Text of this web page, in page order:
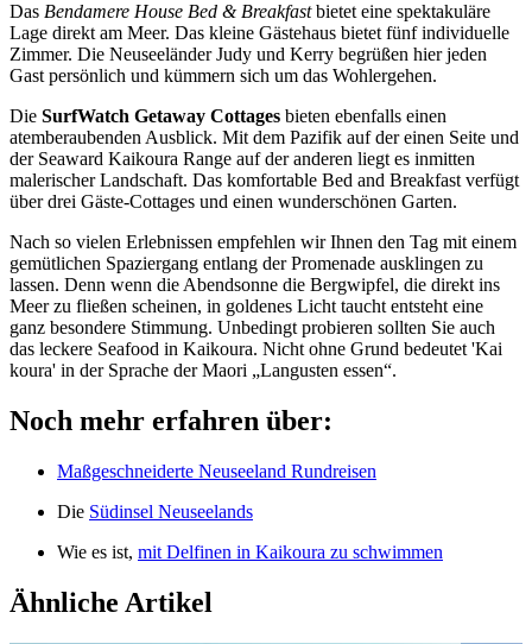
Das Bendamere House Bed & Breakfastbietet eine spektakuläre
Lage direkt am Meer. Das kleine Gästehaus bietet fünf individuelle
Zimmer. Die Neuseeländer Judy und Kerry begrüßen hier jeden
Gast persönlich und kümmern sich um das Wohlergehen.
Die SurfWatch Getaway Cottages bieten ebenfalls einen
atemberaubenden Ausblick. Mit dem Pazifik auf der einen Seite und
der Seaward Kaikoura Range auf der anderen liegt es inmitten
malerischer Landschaft. Das komfortable Bed and Breakfast verfügt
über drei Gäste-Cottages und einen wunderschönen Garten.
Nach so vielen Erlebnissen empfehlen wir Ihnen den Tag mit einem
gemütlichen Spaziergang entlang der Promenade ausklingen zu
lassen. Denn wenn die Abendsonne die Bergwipfel, die direkt ins
Meer zu fließen scheinen, in goldenes Licht taucht entsteht eine
ganz besondere Stimmung. Unbedingt probieren sollten Sie auch
das leckere Seafood in Kaikoura. Nicht ohne Grund bedeutet 'Kai
koura' in der Sprache der Maori „Langusten essen“.
Noch mehr erfahren über:
Maßgeschneiderte Neuseeland Rundreisen
Die Südinsel Neuseelands
Wie es ist, mit Delfinen in Kaikoura zu schwimmen
Ähnliche Artikel